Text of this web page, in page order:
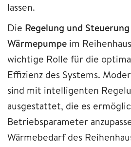
lassen.
Die Regelung und
Wärmepumpe im
wichtige Rolle für die
Effizienz des Systems.
sind mit intelligenten
ausgestattet, die es
Betriebsparameter
Wärmebedarf des